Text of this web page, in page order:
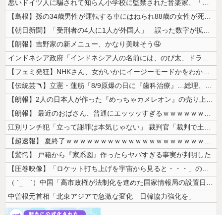
悪いドイツ人に騙されて知らん小学校に監禁された音楽家、「あと2時間で合...
【島根】孫の34歳男性が運転する車にはねられ88歳の女性が死亡…民家の...
【朝日新聞】「受刑者の4人に1人が外国人」 誤った数字が拡散し外国人排...
【朗報】吉野家の新メニュー、かなり美味そう🤤
インドネシア政府「インドネシア人の名前には、のび太、ドラえもん、スネ夫...
【フェミ発狂】NHKさん、女がいかにイージーモードかをわかりやすく放映...
【伝統芸🪃】立憲・蓮舫「8/9原爆の日に『歯科治療』…総理、なぜこの...
【朗報】2人の日本人が作った『めっちゃカメレオン』の売り上げ、１４７億...
【朗報】 最近のおばさん、普通にエッッッすぎるｗｗｗｗｗｗｗｗｗｗ
江別リンチ犯「立って謝罪は本気じゃない」 裁判官「裁判で土下座してない...
【超速報】 夏終了ｗｗｗｗｗｗｗｗｗｗｗｗｗｗｗｗｗｗｗｗｗｗｗｗｗｗ...
【驚愕】 戸籍から『家系図』作ったらヤバすぎる事実が判明した
【圧巻映像】「ロケット打ち上げを宇宙から見ると・・・」の動画が衝撃的
（ ´_ゝ`）中国「高市政権が法制化を進めた国家情報局の設置日が7月3...
中曽根元首相「北東アジアで急激な変化 日韓協力強化を」